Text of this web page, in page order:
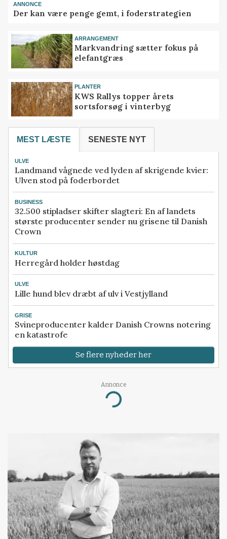
ANNONCE
Der kan være penge gemt, i foderstrategien
ARRANGEMENT
Markvandring sætter fokus på
elefantgræs
PLANTER
KWS Rallys topper årets
sortsforsøg i vinterbyg
MEST LÆSTE SENESTE NYT
ULVE
Landmand vågnede ved lyden af skrigende kvier:
Ulven stod på foderbordet
BUSINESS
32.500 stipladser skifter slagteri: En af landets
største producenter sender nu grisene til Danish
Crown
KULTUR
Herregård holder høstdag
ULVE
Lille hund blev dræbt af ulv i Vestjylland
GRISE
Svineproducenter kalder Danish Crowns notering
en katastrofe
Se flere nyheder her
Annonce
Loading...